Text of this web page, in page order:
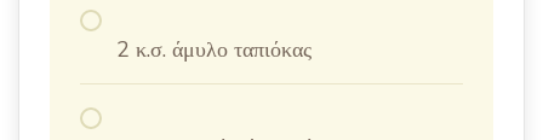
2 κ.σ. άμυλο ταπιόκας